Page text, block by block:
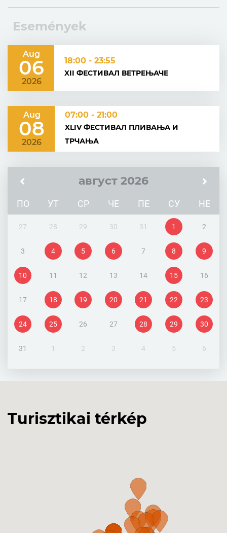
Események
Aug
06
2026
18:00 - 23:55
XII ФЕСТИВАЛ ВЕТРЕЊАЧЕ
Aug
08
2026
07:00 - 21:00
XLIV ФЕСТИВАЛ ПЛИВАЊА И
ТРЧАЊА
август 2026
ПО УТ СР ЧЕ ПЕ СУ НЕ
27 28 29 30 31 1 2
3 4 5 6 7 8 9
10 11 12 13 14 15 16
17 18 19 20 21 22 23
24 25 26 27 28 29 30
31 1 2 3 4 5 6
Turisztikai térkép